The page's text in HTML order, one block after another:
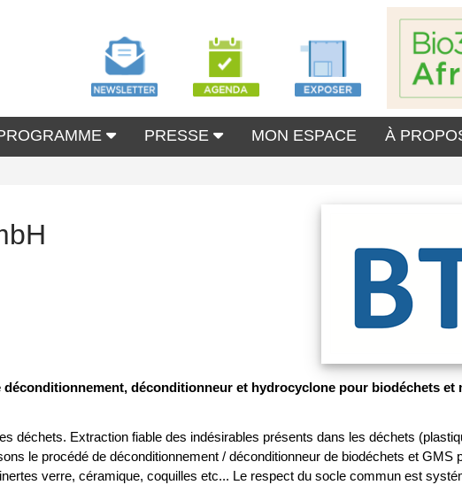
PRESSE MON ESPACE À
déconditionneur et hydrocyclone pour biodéchets et
déchets. Extraction fiable des indésirables présents dans les déchets
le procédé de déconditionnement / déconditionneur de biodéchets et GMS
verre, céramique, coquilles etc... Le respect du socle commun est